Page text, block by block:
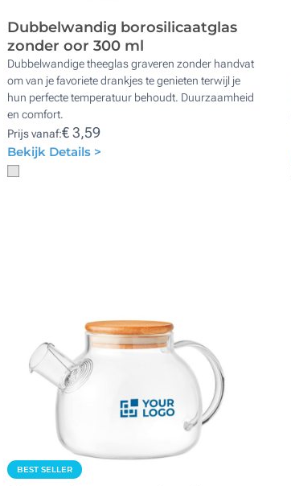
Dubbelwandig borosilicaatglas
zonder oor 300 ml
Dubbelwandige theeglas graveren zonder handvat
om van je favoriete drankjes te genieten terwijl je
hun perfecte temperatuur behoudt. Duurzaamheid
en comfort.
Prijs vanaf:€ 3,59
Bekijk Details >
BEST SELLER